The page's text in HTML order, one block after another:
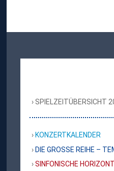
SPIELZEITÜBERSICHT
KONZERTKALENDER
DIE GROSSE REIHE –
SINFONISCHE